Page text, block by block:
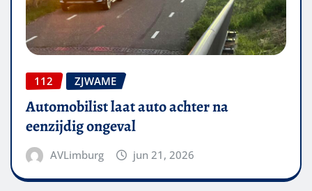
112 ZJWAME
Automobilist laat auto achter na
eenzijdig ongeval
AVLimburg jun 21, 2026